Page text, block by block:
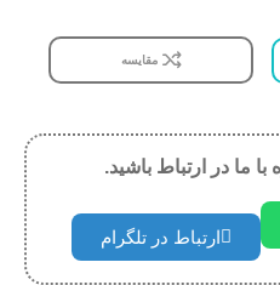
مقایسه
ما در ارتباط باشید.
ارتباط در تلگرام